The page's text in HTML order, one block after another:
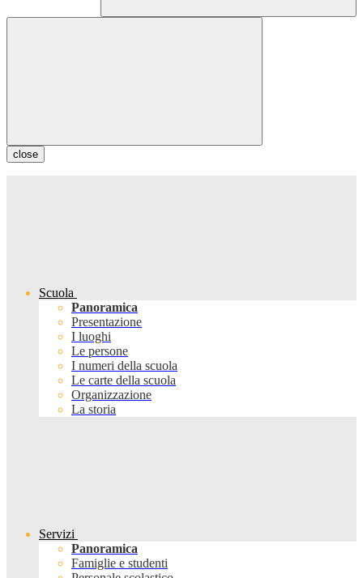
close
Scuola
Panoramica
Presentazione
I luoghi
Le persone
I numeri della scuola
Le carte della scuola
Organizzazione
La storia
Servizi
Panoramica
Famiglie e studenti